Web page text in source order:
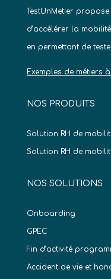
TestUnMetier
d’accélérer la
en permettant de
Exemples de métiers
NOS PRODUITS
Solution RH de
Solution RH de
NOS SOLUTIONS
Onboarding
GPEC
Fin d’activité
Accident de vie et